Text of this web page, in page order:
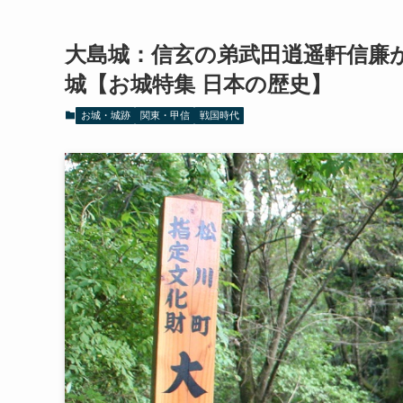
大島城：信玄の弟武田逍遥軒信
城【お城特集 日本の歴史】
お城・城跡 関東・甲信 戦国時代